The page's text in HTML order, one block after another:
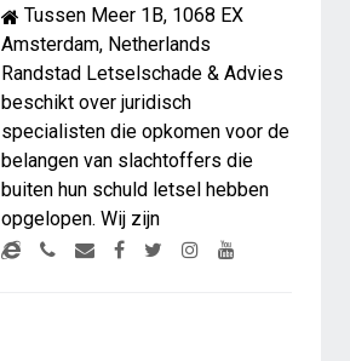
Tussen Meer 1B, 1068 EX
Amsterdam, Netherlands
Randstad Letselschade & Advies
beschikt over juridisch
specialisten die opkomen voor de
belangen van slachtoffers die
buiten hun schuld letsel hebben
opgelopen. Wij zijn